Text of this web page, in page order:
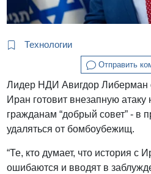
Технологии
Отправить
Лидер НДИ Авигдор Либерман
Иран готовит внезапную
гражданам “добрый совет” - в
удаляться от бомбоубежищ.
“Те, кто думает, что история с
ошибаются и вводят в